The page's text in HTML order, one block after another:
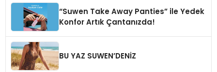
“Suwen Take Away Panties” ile Yedek
Konfor Artık Çantanızda!
BU YAZ SUWEN’DENİZ